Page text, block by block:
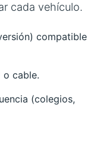
cada vehículo.
compatible
o cable.
(colegios,